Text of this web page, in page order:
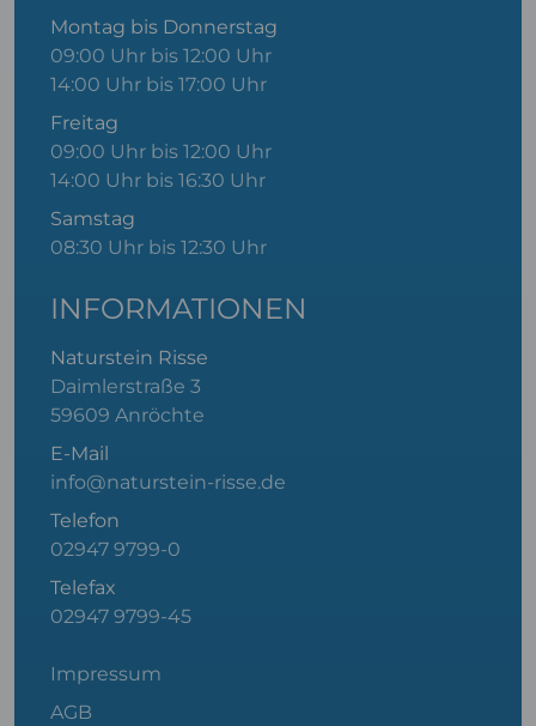
Montag bis Donnerstag
09:00 Uhr bis 12:00 Uhr
14:00 Uhr bis 17:00 Uhr
Freitag
09:00 Uhr bis 12:00 Uhr
14:00 Uhr bis 16:30 Uhr
Samstag
08:30 Uhr bis 12:30 Uhr
INFORMATIONEN
Naturstein Risse
Daimlerstraße 3
59609 Anröchte
E-Mail
info@naturstein-risse.de
Telefon
02947 9799-0
Telefax
02947 9799-45
Impressum
AGB